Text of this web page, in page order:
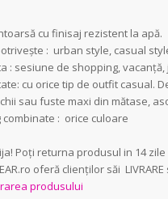
cu finisaj rezistent la apă.
: urban style, casual
: sesiune de shopping, vacanță,
cu orice tip de outfit casual.
sau fuste maxi din mătase,
: orice culoare
Poți returna produsul in 14 zile
oferă clienților săi
produsului